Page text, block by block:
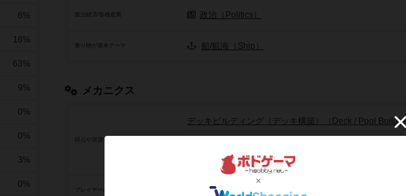
政治経済/各種産業 政治（Politics）
乗り物が基本テーマ 船/航海（Ship）
メカニクス
得点や資源等の獲得ルール
デッキビルディング（デッキ構築）（Deck / Pool
ハンドマネージメント（Hand Management）
場札の獲得（ドラフト / リミテッド）（Limited / Card
6%
16%
63%
9%
0%
0%
3%
0%